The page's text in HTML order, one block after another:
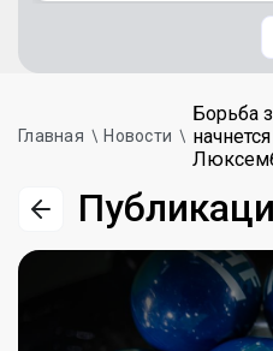
Главная Новости
Борьба